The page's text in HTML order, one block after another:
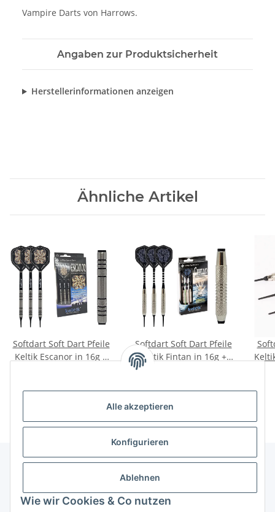
Alle akzeptieren
Konfigurieren
Ablehnen
Wie wir Cookies & Co nutzen
Vampire Darts von Harrows.
Angaben zur Produktsicherheit
Herstellerinformationen anzeigen
Ähnliche Artikel
Softdart Soft Dart Pfeile
Keltik Escanor in 16g +
Softdart Soft Dart Pfeile
Keltik Fintan in 16g +